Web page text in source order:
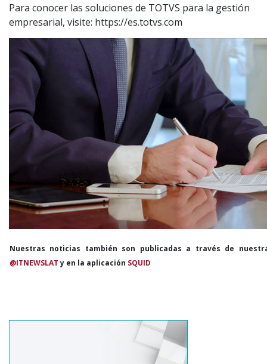
Para conocer las soluciones de TOTVS para la gestión
empresarial, visite: https://es.totvs.com
Nuestras noticias también son publicadas a través de
@ITNEWSLATy en la aplicación SQUID